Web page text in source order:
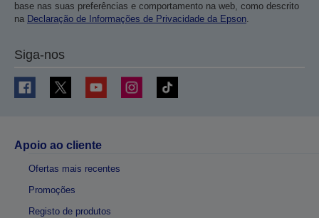
base nas suas preferências e comportamento na web, como descrito
na Declaração de Informações de Privacidade da Epson.
Siga-nos
Apoio ao cliente
Ofertas mais recentes
Promoções
Registo de produtos